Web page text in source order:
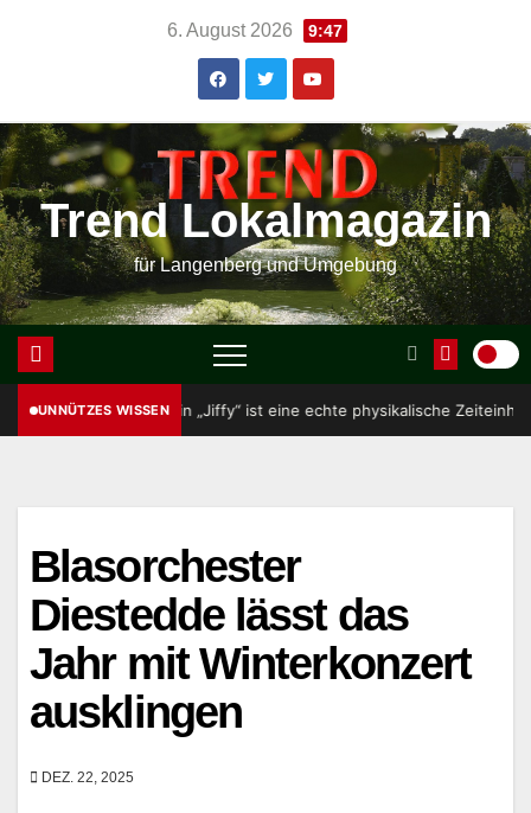
6. August 2026 9:47
Trend Lokalmagazin
für Langenberg und Umgebung
UNNÜTZES WISSEN
12. Ein „Jiffy“ ist eine echte physikalische Zeiteinheit: die Zeit, die
Blasorchester
Diestedde lässt das
Jahr mit Winterkonzert
ausklingen
DEZ. 22, 2025